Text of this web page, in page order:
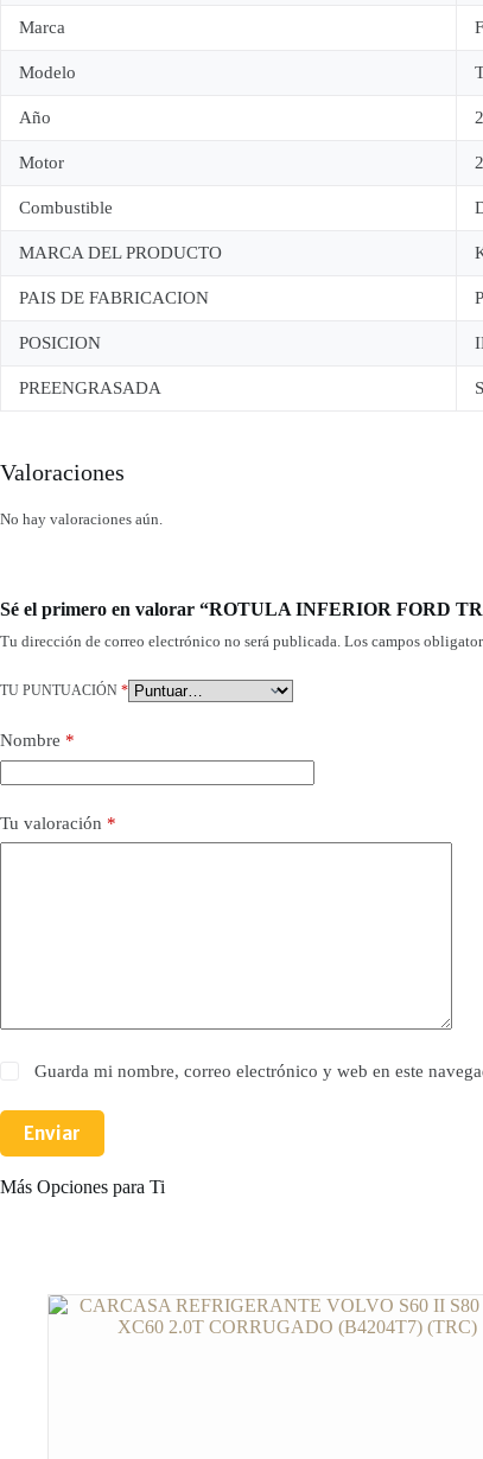
Marca
Modelo
Año
Motor
Combustible
MARCA DEL PRODUCTO
PAIS DE FABRICACION
POSICION
PREENGRASADA
Valoraciones
No hay valoraciones aún.
Sé el primero en valorar “ROTULA INFERIOR FORD
Tu dirección de correo electrónico no será publicada. Los campos
TU PUNTUACIÓN *
Nombre *
Tu valoración *
Guarda mi nombre, correo electrónico y web en este
Enviar
Más Opciones para Ti